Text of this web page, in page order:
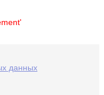
данных